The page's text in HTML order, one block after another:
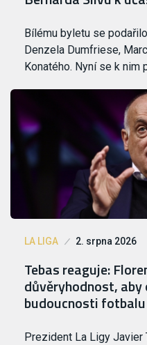
Bílému byletu se
Denzela Dumfriese,
Konatého. Nyní se k nim
LA LIGA 2. srpna 2026
Tebas reaguje:
důvěryhodnost,
budoucnosti fotbalu
Prezident La Ligy Javier